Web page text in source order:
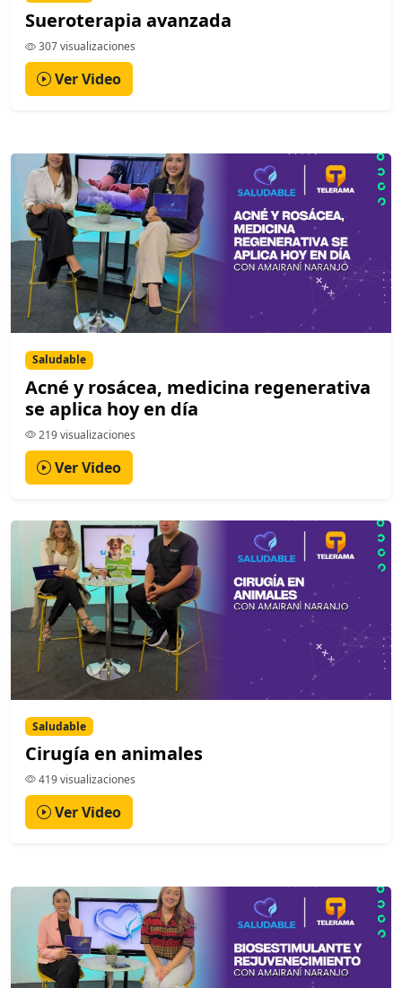
Sueroterapia avanzada
307 visualizaciones
Ver Video
Saludable
Acné y rosácea, medicina regenerativa
se aplica hoy en día
219 visualizaciones
Ver Video
Saludable
Cirugía en animales
419 visualizaciones
Ver Video